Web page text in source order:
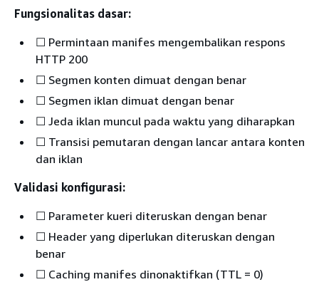
Fungsionalitas dasar:
☐ Permintaan manifes mengembalikan respons
HTTP 200
☐ Segmen konten dimuat dengan benar
☐ Segmen iklan dimuat dengan benar
☐ Jeda iklan muncul pada waktu yang diharapkan
☐ Transisi pemutaran dengan lancar antara konten
dan iklan
Validasi konfigurasi:
☐ Parameter kueri diteruskan dengan benar
☐ Header yang diperlukan diteruskan dengan
benar
☐ Caching manifes dinonaktifkan (TTL = 0)